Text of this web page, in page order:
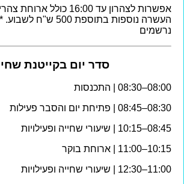
אפשרות לצהרון עד 16:00
העשרה נוספות בתוספת
נרשמים
סדר יום בקייטנת
08:00–08:30 | התכנסות
08:30–08:45 | פתיחת יום והסבר פעילות
08:45–10:15 | שיעורי שחייה ופעילויות
10:15–11:00 | ארוחת בוקר
11:00–12:30 | שיעורי שחייה ופעילויות